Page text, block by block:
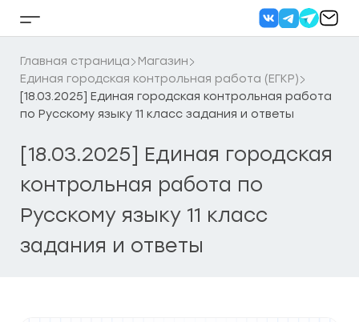
Кнопка
бокового
меню
Главная страница
Магазин
Единая городская контрольная работа (ЕГКР)
[18.03.2025] Единая городская контрольная работа
по Русскому языку 11 класс задания и ответы
[18.03.2025] Единая городская
контрольная работа по
Русскому языку 11 класс
задания и ответы